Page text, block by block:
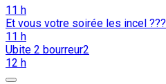
11 h
Et vous votre soirée les incel ???
11 h
Ubite 2 bourreur2
12 h